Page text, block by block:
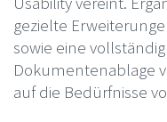
gezielte
sowie eine
Dokumentenablage
auf die Bedürfnisse